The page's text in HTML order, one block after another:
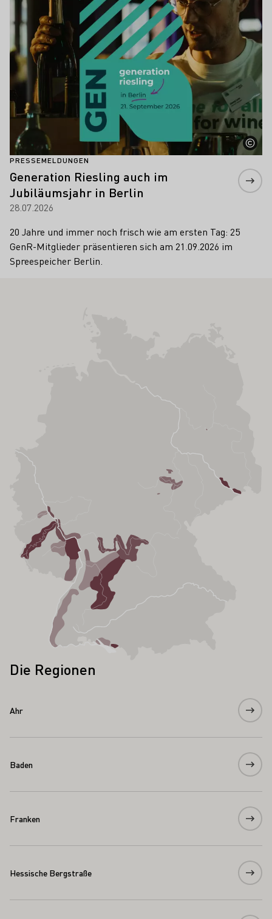
PRESSEMELDUNGEN
Generation Riesling auch im
Jubiläumsjahr in Berlin
28.07.2026
20 Jahre und immer noch frisch wie am ersten Tag: 25
GenR-Mitglieder präsentieren sich am 21.09.2026 im
Spreespeicher Berlin.
Die Regionen
Ahr
Baden
Franken
Hessische Bergstraße